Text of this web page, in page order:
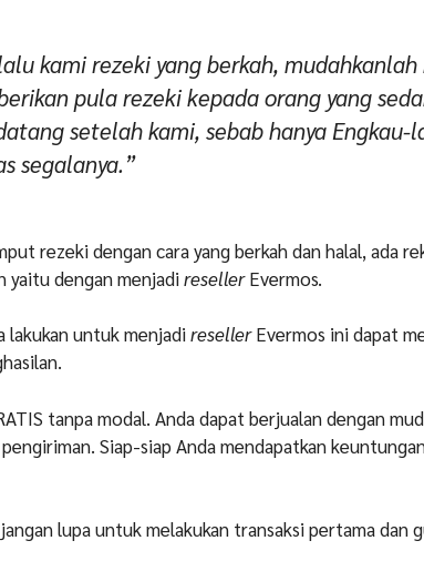
kami rezeki yang berkah, mudahkanlah
pula rezeki kepada orang yang
setelah kami, sebab hanya Engkau-
segalanya.”
rezeki dengan cara yang berkah dan halal, ada
yaitu dengan menjadiresellerEvermos.
lakukan untuk menjadiresellerEvermos ini dapat
tanpa modal. Anda dapat berjualan dengan
Siap-siap Anda mendapatkan
lupa untuk melakukan transaksi pertama dan